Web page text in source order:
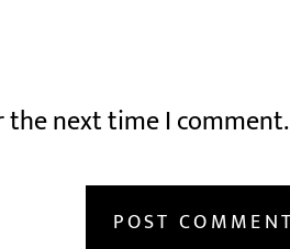
the next time I comment.